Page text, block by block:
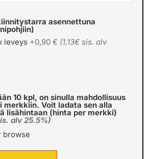
asennettuna
leveys +0,90 € (1,13€ sis. alv
10 kpl, on sinulla mahdollisuus
merkkiin. Voit ladata sen alla
lisähintaan (hinta per merkki)
alv 25.5%)
browse